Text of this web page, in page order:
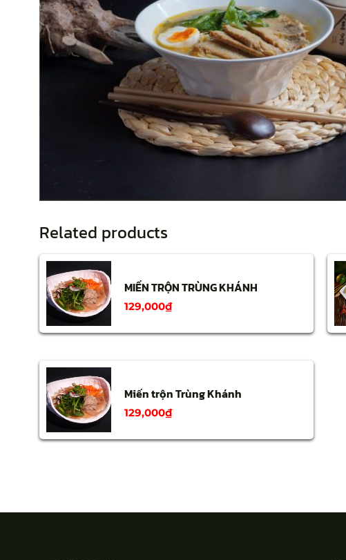
Related products
MIẾN TRỘN TRÙNG KHÁNH
129,000₫
Miến trộn Trùng Khánh
129,000₫